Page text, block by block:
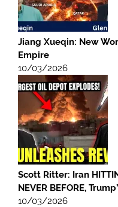
Jiang Xueqin: New
Empire
10/03/2026
Scott Ritter: Iran
NEVER BEFORE,
10/03/2026